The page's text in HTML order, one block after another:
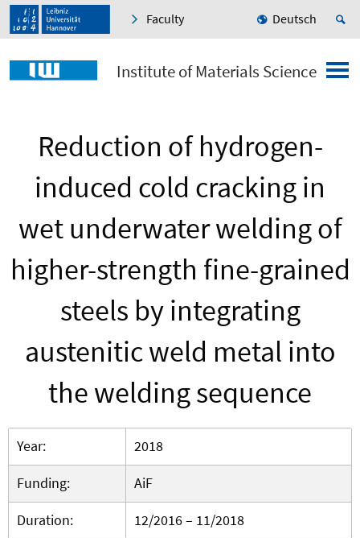
Faculty Deutsch
Institute of Materials Science
Reduction of hydrogen-
induced cold cracking in
wet underwater welding of
higher-strength fine-grained
steels by integrating
austenitic weld metal into
the welding sequence
Year:
2018
Funding:
AiF
Duration:
12/2016 – 11/2018